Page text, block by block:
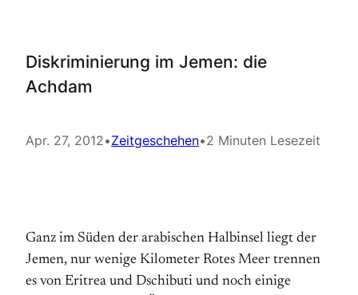
Diskriminierung im Jemen: die
Achdam
Apr. 27, 2012•Zeitgeschehen•2 Minuten Lesezeit
Ganz im Süden der arabischen Halbinsel liegt der
Jemen, nur wenige Kilometer Rotes Meer trennen
es von Eritrea und Dschibuti und noch einige